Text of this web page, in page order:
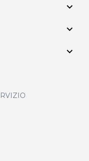
expand_more
expand_more
expand_more